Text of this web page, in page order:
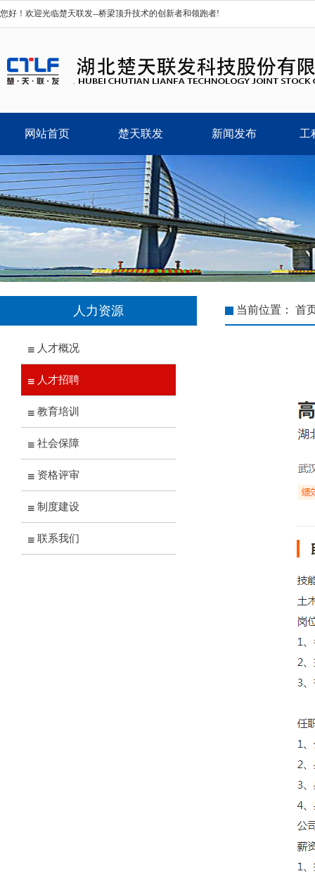
您好！欢迎光临楚天联发--桥梁顶升技术的创新者和领跑者!
网站首页 楚天联发 新闻发布 工
人力资源
人才概况
人才招聘
教育培训
社会保障
资格评审
制度建设
联系我们
当前位置： 首